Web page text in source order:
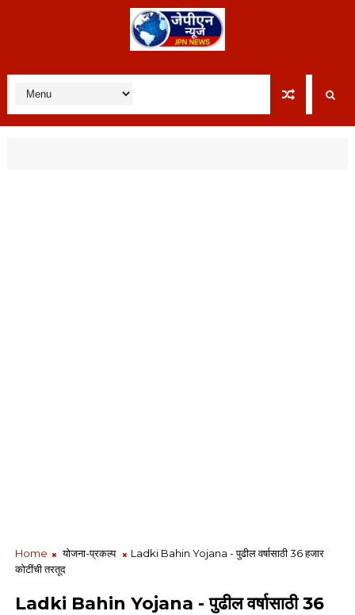
Home योजना-प्रकल्प
Ladki Bahin Yojana - पुढील वर्षासाठी 36 हजार
कोटींची तरतूद
Ladki Bahin Yojana - पुढील वर्षासाठी 36